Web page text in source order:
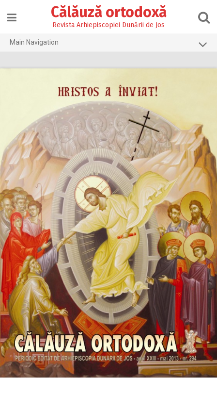
content
Călăuză ortodoxă
Revista Arhiepiscopiei Dunării de Jos
Main Navigation
2023
2022
2021
2020
2019
2018
2017
2016
2015
2014
2013
2012
2011
2010